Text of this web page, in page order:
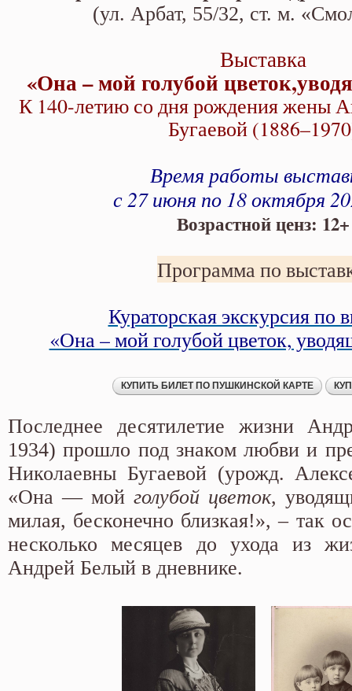
летию со дня рождения жены
(ул. Арбат, 55/32, ст. м.
Выставка
«Она – мой голубой
К 140-летию со дня рождения жены
Бугаевой
Время работы
с 27 июня по 18 октября
Возрастной ценз: 12+
Программа по
Кураторская экскурсия по
«Она – мой голубой цветок,
Последнее десятилетие жизни
1934) прошло под знаком любви и
Николаевны Бугаевой (урожд.
«Она — мой голубой цветок,
милая, бесконечно близкая!», – так
несколько месяцев до ухода из
Андрей Белый в дневнике.